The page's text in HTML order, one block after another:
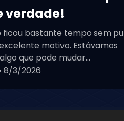
ficou bastante tempo sem
que pode mudar...
8/3/2026